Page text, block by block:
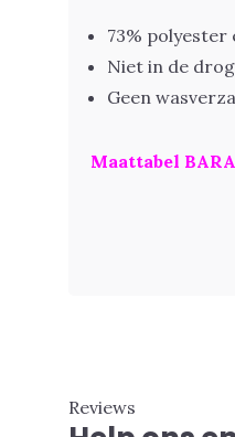
73% polyester
Niet in de
Geen
Maattabel BARA
Reviews